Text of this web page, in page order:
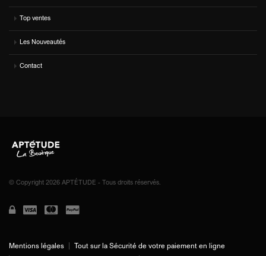
Top ventes
Les Nouveautés
Contact
© Copyright 2026 APTÉTUDE - Tous droits réservés.
Mentions légales
Tout sur la Sécurité de votre paiement en ligne